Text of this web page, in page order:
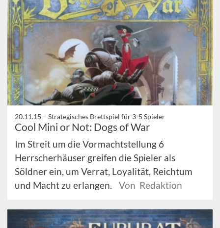
20.11.15 – Strategisches Brettspiel für 3-5 Spieler
Cool Mini or Not: Dogs of War
Im Streit um die Vormachtstellung 6
Herrscherhäuser greifen die Spieler als
Söldner ein, um Verrat, Loyalität, Reichtum
und Macht zu erlangen.
Von Redaktion